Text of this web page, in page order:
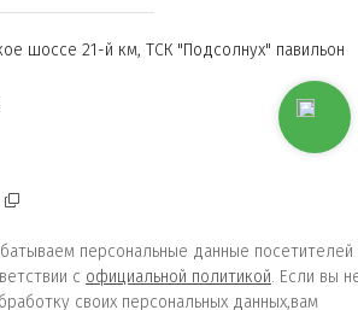
шоссе 21-й км, ТСК "Подсолнух" павильон
персональные данные посетителей
с официальной политикой. Если вы
своих персональных данных,вам